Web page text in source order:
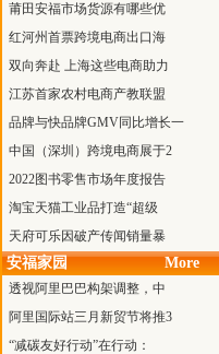
莆田安福市场货源有哪些优
红河州首票跨境电商出口海
双向奔赴 上海这些电商助力
江苏首家农村电商产教联盟
品牌与快品牌GMV同比增长一
中国（深圳）跨境电商展于2
2022图书零售市场年度报告
淘宝天猫工业品打造“超级
天府可乐因破产传闻销量暴
安福家园 More
透视阿里巴巴构架调整，中
阿里国际站三月新贸节将推3
“减碳友好行动”在行动：